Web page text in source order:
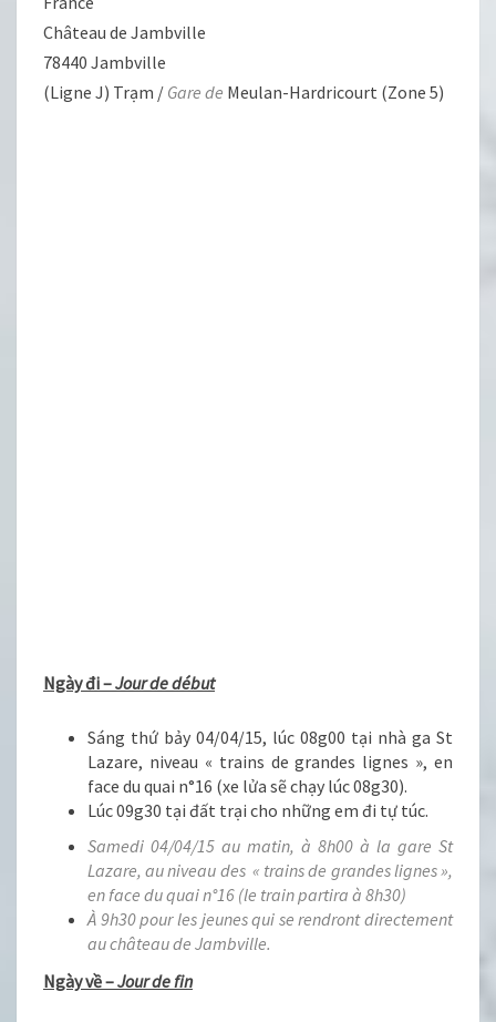
Château de Jambville
78440 Jambville
(Ligne J) Trạm / Gare de Meulan-Hardricourt (Zone 5)
Ngày đi –Jour de début
Sáng thứ bảy 04/04/15, lúc 08g00 tại nhà ga St
Lazare, niveau « trains de grandes lignes », en
face du quai n°16 (xe lửa sẽ chạy lúc 08g30).
Lúc 09g30 tại đất trại cho những em đi tự túc.
Samedi 04/04/15 au matin, à 8h00 à la gare St
Lazare, au niveau des « trains de grandes lignes »,
en face du quai n°16 (le train partira à 8h30)
À 9h30 pour les jeunes qui se rendront directement
au château de Jambville.
Ngày về –Jour de fin